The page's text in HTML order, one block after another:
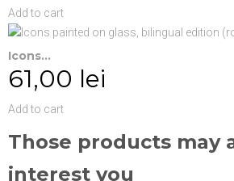
Add to cart
Icons...
61,00 lei
Add to cart
Those products may
interest you